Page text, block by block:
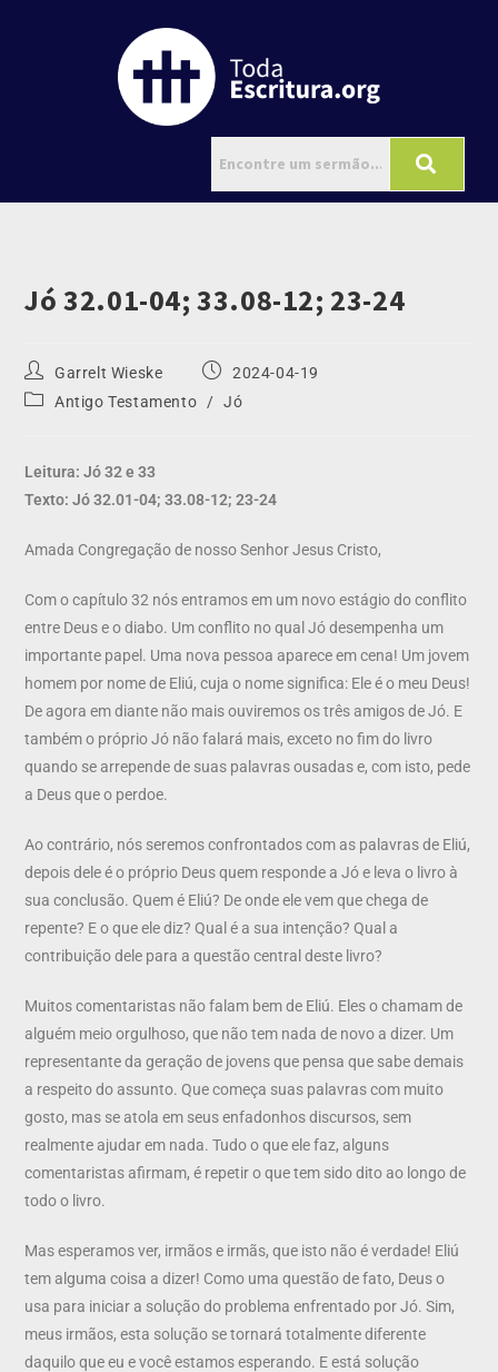
Jó 32.01-04; 33.08-12; 23-24
Garrelt Wieske
2024-04-19
Antigo Testamento
/ Jó
Leitura: Jó 32 e 33
Texto: Jó 32.01-04; 33.08-12; 23-24
Amada Congregação de nosso Senhor Jesus Cristo,
Com o capítulo 32 nós entramos em um novo estágio do conflito
entre Deus e o diabo. Um conflito no qual Jó desempenha um
importante papel. Uma nova pessoa aparece em cena! Um jovem
homem por nome de Eliú, cuja o nome significa: Ele é o meu Deus!
De agora em diante não mais ouviremos os três amigos de Jó. E
também o próprio Jó não falará mais, exceto no fim do livro
quando se arrepende de suas palavras ousadas e, com isto, pede
a Deus que o perdoe.
Ao contrário, nós seremos confrontados com as palavras de Eliú,
depois dele é o próprio Deus quem responde a Jó e leva o livro à
sua conclusão. Quem é Eliú? De onde ele vem que chega de
repente? E o que ele diz? Qual é a sua intenção? Qual a
contribuição dele para a questão central deste livro?
Muitos comentaristas não falam bem de Eliú. Eles o chamam de
alguém meio orgulhoso, que não tem nada de novo a dizer. Um
representante da geração de jovens que pensa que sabe demais
a respeito do assunto. Que começa suas palavras com muito
gosto, mas se atola em seus enfadonhos discursos, sem
realmente ajudar em nada. Tudo o que ele faz, alguns
comentaristas afirmam, é repetir o que tem sido dito ao longo de
todo o livro.
Mas esperamos ver, irmãos e irmãs, que isto não é verdade! Eliú
tem alguma coisa a dizer! Como uma questão de fato, Deus o
usa para iniciar a solução do problema enfrentado por Jó. Sim,
meus irmãos, esta solução se tornará totalmente diferente
daquilo que eu e você estamos esperando. E está solução